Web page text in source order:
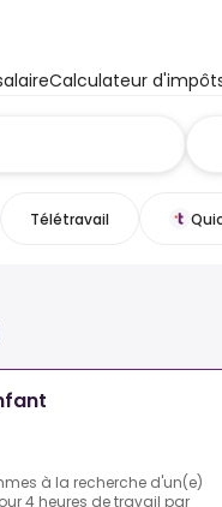
Calculateur
Télétravail
à la recherche d'un(e)
4 heures de travail par